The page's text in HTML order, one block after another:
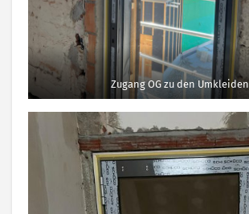
Zugang OG zu den Umkleiden